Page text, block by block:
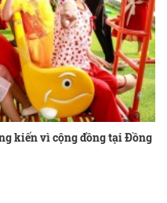
kiến vì cộng đồng tại Đồng